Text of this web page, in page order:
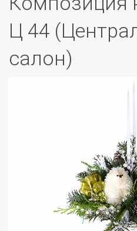
Ц 44
салон)